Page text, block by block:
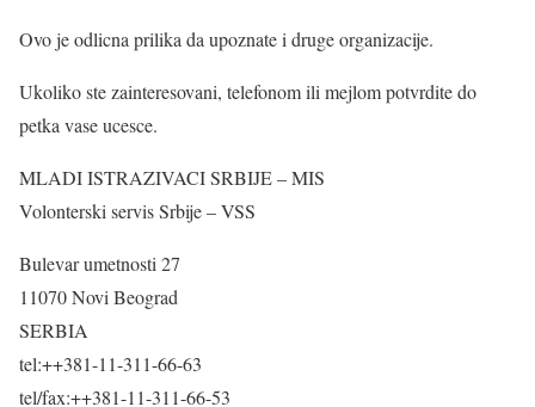
Ovo je odlicna prilika da upoznate i druge organizacije.
Ukoliko ste zainteresovani, telefonom ili mejlom potvrdite do
petka vase ucesce.
MLADI ISTRAZIVACI SRBIJE – MIS
Volonterski servis Srbije – VSS
Bulevar umetnosti 27
11070 Novi Beograd
SERBIA
tel:++381-11-311-66-63
tel/fax:++381-11-311-66-53